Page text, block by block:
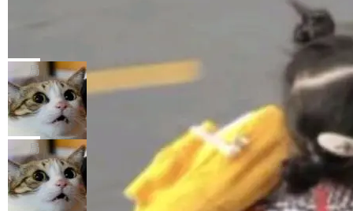
“启蒙老师”。 而今年，恰好是雷霄骅离世十周
年。FFmpeg 社区最终选择用一个大版本的名
字，留下了这份纪念。 雷霄骅曾是中国传媒大学
数字电视技术方向的博士生，长期从事视频、音
频技...
编写程序，目标是完成电商平台作者信息与商品
列表的数据匹配 —— 一项常规的数据处理任
务，最终却产生了 180 万美元的账单，实际支出
超出原定预算 860%。 更令人意外的是，该项目
最终并未成功落地，而高额算力消耗持续运行长
达 5 个月，公司直到财务对账时才察觉异常。这
意味着一个无人看管的 AI 程序，在近半年时间
里日夜不停地"烧钱"。 复盘显示，...
e CEO Clément Delangue 在 CNBC 的采访里
没有拐弯抹角。他说中国正在赢得 AI 竞赛，而
且按目前的速度，中国 AI 工具预计在今年底或
2027 年就能追上美国前沿实验室的水平。 Dela
ngue 把原因归结为一件事：开放协作。中国的
AI 开发者在一个共享和协作的生态里加速迭代，
而美国模型厂商在"闭门造车"。他的原话是 "buil
ding in silos"——各自为战，互不通气。 这个判
局
当 AI agent 把源码变成了最好的扩展系
统，开发者工具必须开源
五年前，David Crawshaw 问过很多软件工程师
一个问题：你写过什么给自己用的程序？答案几
乎都是没有。工程师们整天用别人写的程序写程
序给别人用。偶尔有人自己写个博客系统、智能
家居控制、家庭实验室，都算稀奇事。 Crawsh
局
DeepSeek Harness 宣布内测邀请，全
网最大规模开源 Agent 路演现场诞生
一条内测招募帖，发出去的时候大概没人想到它